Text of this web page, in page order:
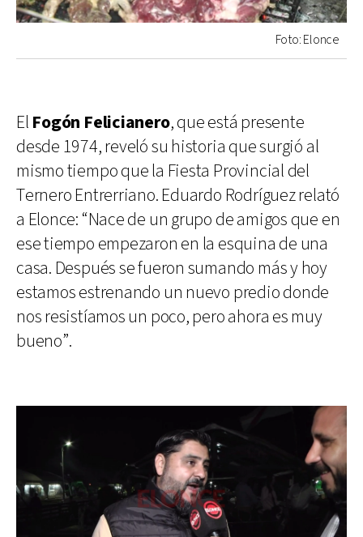
Foto: Elonce
El Fogón Felicianero, que está presente
desde 1974, reveló su historia que surgió al
mismo tiempo que la Fiesta Provincial del
Ternero Entrerriano. Eduardo Rodríguez relató
a Elonce: “Nace de un grupo de amigos que en
ese tiempo empezaron en la esquina de una
casa. Después se fueron sumando más y hoy
estamos estrenando un nuevo predio donde
nos resistíamos un poco, pero ahora es muy
bueno”.